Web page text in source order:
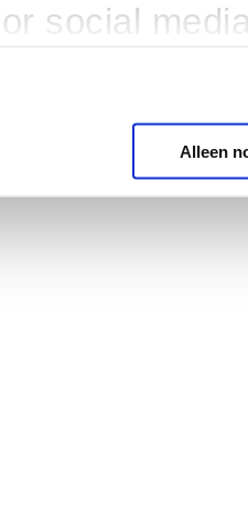
social
Alleen